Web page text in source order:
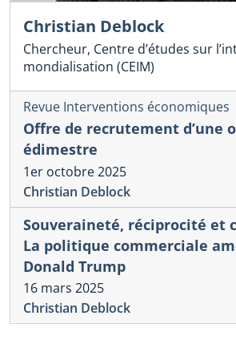
Christian Deblock
Chercheur, Centre d’études sur
mondialisation (CEIM)
Revue Interventions économiques
Offre de recrutement d’une
édimestre
1er octobre 2025
Christian Deblock
Souveraineté, réciprocité et
La politique commerciale
Donald Trump
16 mars 2025
Christian Deblock